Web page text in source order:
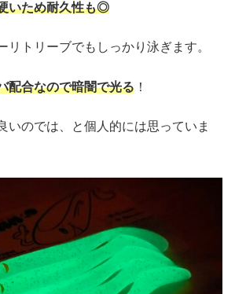
いため耐久性も◎
リトリーブでもしっかり泳ぎます。
配合なので暗闇で光る ！
いのでは、と個人的には思っていま